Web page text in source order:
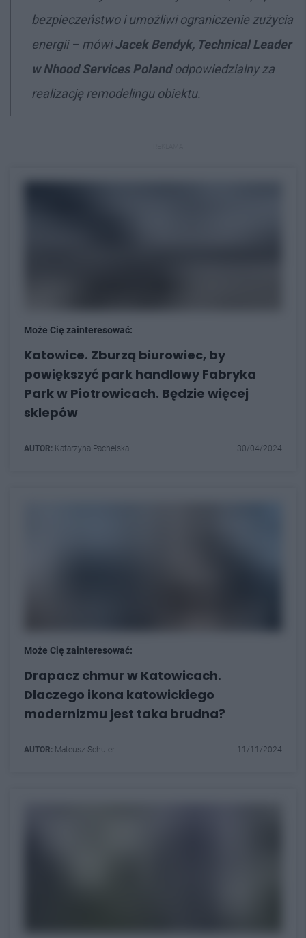
bezpieczeństwo i umożliwi ograniczenie zużycia
energii – mówiJacek Bendyk, Technical Leader
w Nhood Services Polandodpowiedzialny za
realizację remodelingu obiektu.
Może Cię zainteresować:
Katowice. Zburzą biurowiec, by
powiększyć park handlowy Fabryka
Park w Piotrowicach. Będzie więcej
sklepów
AUTOR: Katarzyna Pachelska 30/04/2024
Może Cię zainteresować:
Drapacz chmur w Katowicach.
Dlaczego ikona katowickiego
modernizmu jest taka brudna?
AUTOR: Mateusz Schuler 11/11/2024